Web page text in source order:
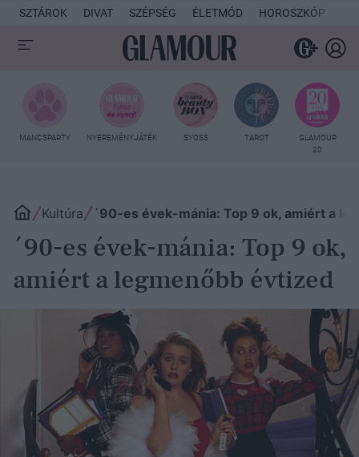
SZTÁROK DIVAT SZÉPSÉG ÉLETMÓD HOROSZKÓP
MANCSPARTY NYEREMÉNYJÁTÉK SYOSS TAROT
GLAMOUR
20
Kultúra ´90-es évek-mánia: Top 9 ok, amiért a
´90-es évek-mánia: Top 9 ok,
amiért a legmenőbb évtized